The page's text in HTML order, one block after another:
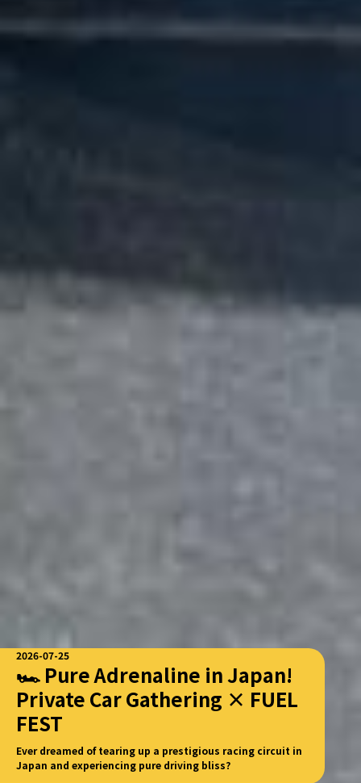
2026-07-25
🏎️ Pure Adrenaline in Japan!
Private Car Gathering × FUEL
FEST
Ever dreamed of tearing up a prestigious racing circuit in
Japan and experiencing pure driving bliss?